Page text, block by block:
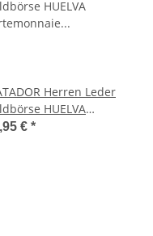
Herren Leder
HUELVA
RFID Braun
€ *